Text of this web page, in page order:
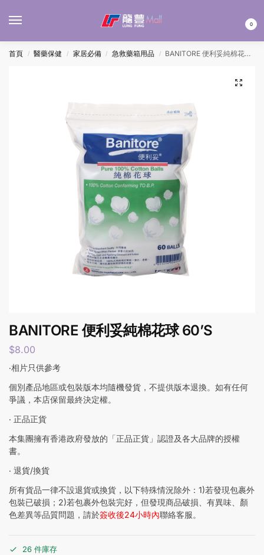
0
首頁 / 醫藥保健 / 家居必備 / 急救藥箱用品 / BANITORE 便利妥純棉花球 60’S
BANITORE 便利妥純棉花球 60’S
$8.00
‧相片只供參考
個別產品地區或包裝版本均隨機發貨，不提供版本退換。如有任何
爭議，本店保留最終決定權。
‧ 正品正貨
本集團擁有香港政府發放的「正品正貨」認證及各大品牌的授權
書。
‧ 退貨/換貨
所有貨品一律不設退貨或換貨，以下特殊情況除外：1)若發現包裹外
包裝已破損；2)若包裹外包裝完好，但發現商品破損、有異味、顏
色差異等品質問題，請於簽收後24小時內聯絡客服。
26 件庫存